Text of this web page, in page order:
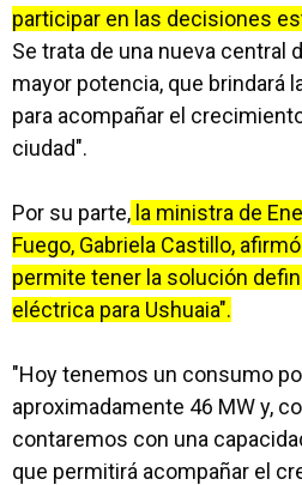
participar en las decisiones
Se trata de una nueva central
mayor potencia, que brindará
para acompañar el
ciudad".
Por su parte, la ministra de
Fuego, Gabriela Castillo,
permite tener la solución
eléctrica para Ushuaia".
"Hoy tenemos un consumo
aproximadamente 46 MW y,
contaremos con una
que permitirá acompañar el